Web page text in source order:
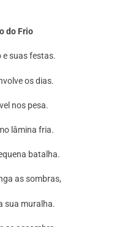
do Frio
e suas festas.
os dias.
nos pesa.
lâmina fria.
batalha.
as sombras,
sua muralha.